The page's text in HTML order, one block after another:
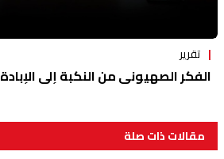
تقرير
الفكر الصهيوني من النكبة إلى الإبادة
مقالات ذات صلة